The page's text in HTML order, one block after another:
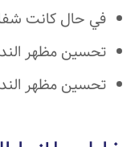
في حال كانت
تحسين مظهر
تحسين مظهر